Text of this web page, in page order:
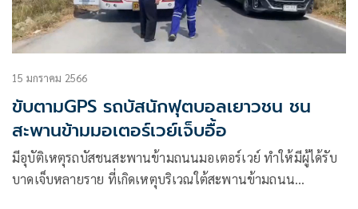
15 มกราคม 2566
ขับตามGPS รถบัสนักฟุตบอลเยาวชน ชน
สะพานข้ามมอเตอร์เวย์เจ็บอื้อ
มีอุบัติเหตุรถบัสชนสะพานข้ามถนนมอเตอร์เวย์ ทำให้มีผู้ได้รับ
บาดเจ็บหลายราย ที่เกิดเหตุบริเวณใต้สะพานข้ามถนน